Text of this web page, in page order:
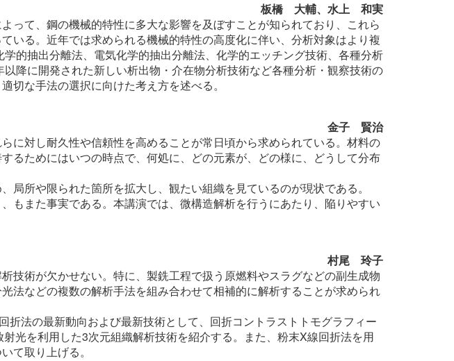
板橋 大輔、水上 和実
って、鋼の機械的特性に多大な影響を及ぼすことが知られており、これら
いる。近年では求められる機械的特性の高度化に伴い、分析対象はより複
的抽出分離法、電気化学的抽出分離法、化学的エッチング技術、各種分析
降に開発された新しい析出物・介在物分析技術など各種分析・観察技術の
切な手法の選択に向けた考え方を述べる。
金子 賢治
に対し耐久性や信頼性を高めることが常日頃から求められている。材料の
るためにはいつの時点で、何処に、どの元素が、どの様に、どうして分布
所や限られた箇所を拡大し、観たい組織を見ているのが現状である。
もまた事実である。本講演では、微構造解析を行うにあたり、陥りやすい
村尾 玲子
技術が欠かせない。特に、製銑工程で扱う原燃料やスラグなどの副生成物
法などの複数の解析手法を組み合わせて相補的に解析することが求められ
法の最新動向および最新技術として、回折コントラストトモグラフィー
光を利用した3次元組織解析技術を紹介する。また、粉末X線回折法を用
て取り上げる。